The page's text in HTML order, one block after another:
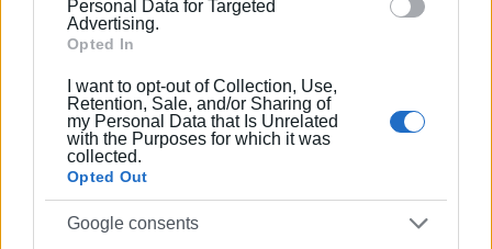
Personal Data for Targeted
Advertising.
Opted In
I want to opt-out of Collection, Use,
Retention, Sale, and/or Sharing of
my Personal Data that Is Unrelated
with the Purposes for which it was
collected.
Opted Out
Google consents
αντιπεριφερειάρχης Χωροταξίας, Περιβάλλοντος και
Κλιματικής Αλλαγής της ΠΙΝ υπογράμμισε ότι η
μεταρρύθμιση της Αυτοδιοίκησης δεν πρέπει να
αποτελέσει αντικείμενο κομματικής αντιπαράθεσης
ενδιαφέρεται για το πώς είναι γραμμένος ο Κώδικας.